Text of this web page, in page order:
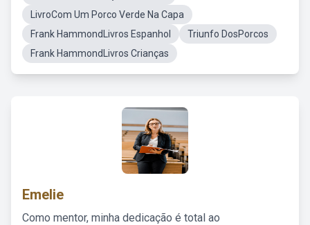
LivroCom Um Porco Verde Na Capa
Frank HammondLivros Espanhol
Triunfo DosPorcos
Frank HammondLivros Crianças
Emelie
Como mentor, minha dedicação é total ao